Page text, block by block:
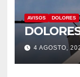
AVISOS DOLORES
4 AGOSTO,